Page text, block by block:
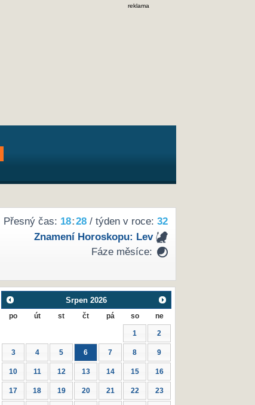
reklama
Přesný čas: 18:28/ týden v roce: 32
Znamení Horoskopu: Lev
Fáze měsíce:
Srpen 2026
po út st čt pá so ne
1 2
3 4 5 6 7 8 9
10 11 12 13 14 15 16
17 18 19 20 21 22 23